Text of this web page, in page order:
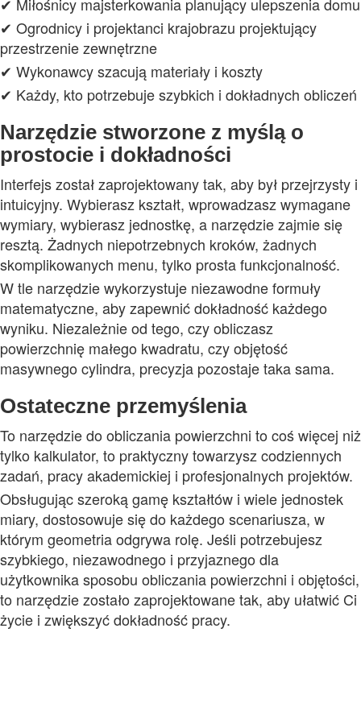
✔ Ogrodnicy i projektanci krajobrazu projektujący
przestrzenie zewnętrzne
✔ Wykonawcy szacują materiały i koszty
✔ Każdy, kto potrzebuje szybkich i dokładnych obliczeń
Narzędzie stworzone z myślą o
prostocie i dokładności
Interfejs został zaprojektowany tak, aby był przejrzysty i
intuicyjny. Wybierasz kształt, wprowadzasz wymagane
wymiary, wybierasz jednostkę, a narzędzie zajmie się
resztą. Żadnych niepotrzebnych kroków, żadnych
skomplikowanych menu, tylko prosta funkcjonalność.
W tle narzędzie wykorzystuje niezawodne formuły
matematyczne, aby zapewnić dokładność każdego
wyniku. Niezależnie od tego, czy obliczasz
powierzchnię małego kwadratu, czy objętość
masywnego cylindra, precyzja pozostaje taka sama.
Ostateczne przemyślenia
To narzędzie do obliczania powierzchni to coś więcej niż
tylko kalkulator, to praktyczny towarzysz codziennych
zadań, pracy akademickiej i profesjonalnych projektów.
Obsługując szeroką gamę kształtów i wiele jednostek
miary, dostosowuje się do każdego scenariusza, w
którym geometria odgrywa rolę. Jeśli potrzebujesz
szybkiego, niezawodnego i przyjaznego dla
użytkownika sposobu obliczania powierzchni i objętości,
to narzędzie zostało zaprojektowane tak, aby ułatwić Ci
życie i zwiększyć dokładność pracy.